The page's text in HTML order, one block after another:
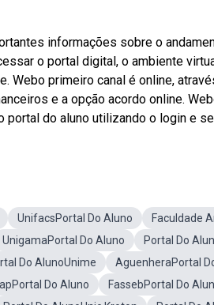
informações sobre o
o portal digital, o ambiente
Webo primeiro canal é online,
e a opção acordo online.
do aluno utilizando o login e
UnifacsPortal Do Aluno
Faculdade
UnigamaPortal Do Aluno Portal Do
Do AlunoUnime AguenheraPortal
Do Aluno FassebPortal Do